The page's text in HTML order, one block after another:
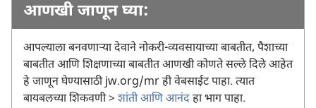
आणखी जाणून घ्या:
आपल्याला बनवणाऱ्‍या देवाने नोकरी-व्यवसायाच्या बाबतीत, पैशाच्या
बाबतीत आणि शिक्षणाच्या बाबतीत आणखी कोणते सल्ले दिले आहेत
हे जाणून घेण्यासाठी jw.org/mr ही वेबसाईट पाहा. त्यात
बायबलच्या शिकवणी > शांती आणि आनंदहा भाग पाहा.